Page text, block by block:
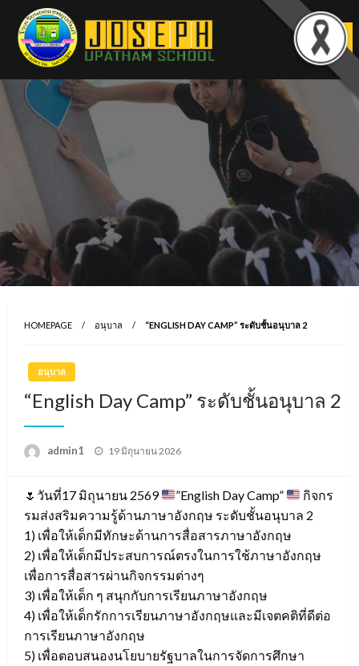
content
HOMEPAGE อนุบาล “ENGLISH DAY CAMP” ระดับชั้นอนุบาล 2
อนุบาล
“English Day Camp” ระดับชั้นอนุบาล 2
admin1
Posted
19 มิถุนายน 2026
🌷 วันที่17 มิถุนายน 2569 ”English Day Camp”
กิจกร
รมส่งสริมความรู้ด้านภาษาอังกฤษ ระดับชั้นอนุบาล 2
1) เพื่อให้เด็กมีทักษะด้านการสื่อสารภาษาอังกฤษ
2) เพื่อให้เด็กมีประสบการณ์ตรงในการใช้ภาษาอังกฤษ
เพื่อการสื่อสารผ่านกิจกรรมต่างๆ
3) เพื่อให้เด็ก ๆ สนุกกับการเรียนภาษาอังกฤษ
4) เพื่อให้เด็กรักการเรียนภาษาอังกฤษและมีเจตคติที่ดีต่อ
การเรียนภาษาอังกฤษ
5) เพื่อตอบสนองนโยบายรัฐบาลในการจัดการศึกษา